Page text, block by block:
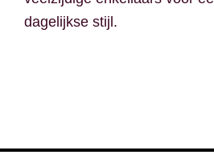
dagelijkse stijl.